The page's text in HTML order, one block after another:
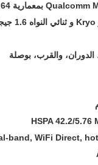
الدوران، والقرب، بوصلة